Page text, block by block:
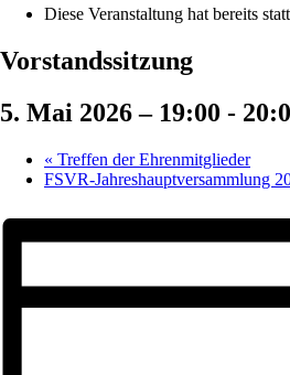
Diese Veranstaltung hat bereits
Vorstandssitzung
5. Mai 2026 – 19:00 -
« Treffen der Ehrenmitglieder
FSVR-Jahreshauptversammlung